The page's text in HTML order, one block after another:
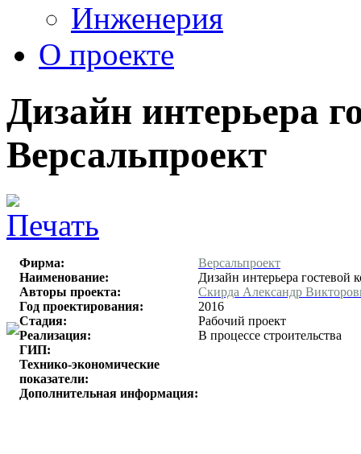
Инженерия
О проекте
Дизайн интерьера
Версальпроект
Фирма:
Версальпроект
Наименование:
Дизайн интерьера гостевой
Авторы проекта:
Скирда Александр
Год проектирования:
2016
Стадия:
Рабочий проект
Реализация:
В процессе строительства
ГИП:
Технико-экономические
показатели:
Дополнительная информация: